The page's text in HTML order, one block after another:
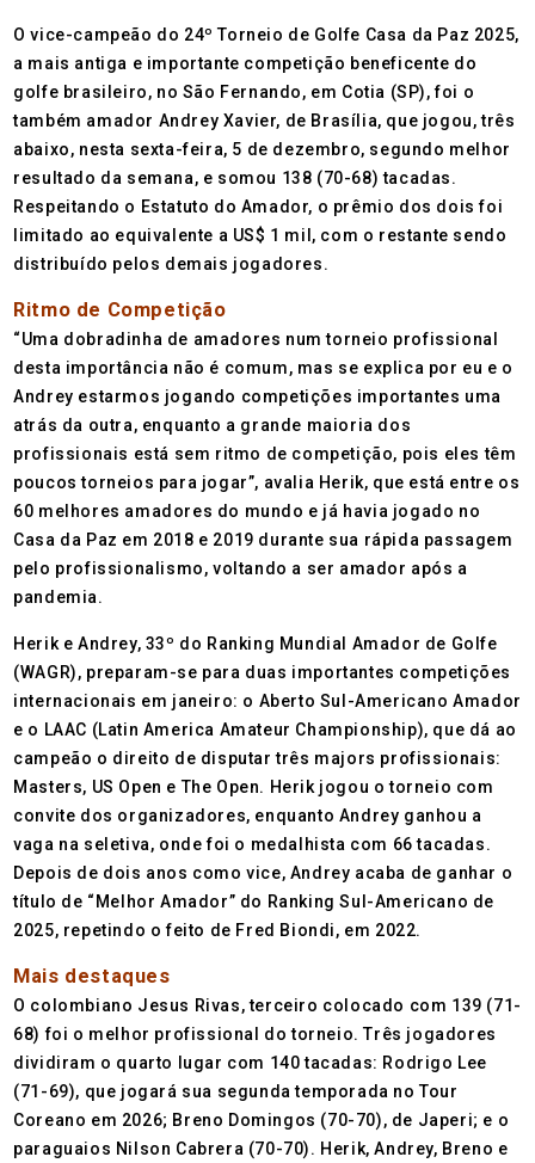
O vice-campeão do 24º Torneio de Golfe Casa da Paz 2025,
a mais antiga e importante competição beneficente do
golfe brasileiro, no São Fernando, em Cotia (SP), foi o
também amador Andrey Xavier, de Brasília, que jogou, três
abaixo, nesta sexta-feira, 5 de dezembro, segundo melhor
resultado da semana, e somou 138 (70-68) tacadas.
Respeitando o Estatuto do Amador, o prêmio dos dois foi
limitado ao equivalente a US$ 1 mil, com o restante sendo
distribuído pelos demais jogadores.
Ritmo de Competição
“Uma dobradinha de amadores num torneio profissional
desta importância não é comum, mas se explica por eu e o
Andrey estarmos jogando competições importantes uma
atrás da outra, enquanto a grande maioria dos
profissionais está sem ritmo de competição, pois eles têm
poucos torneios para jogar”, avalia Herik, que está entre os
60 melhores amadores do mundo e já havia jogado no
Casa da Paz em 2018 e 2019 durante sua rápida passagem
pelo profissionalismo, voltando a ser amador após a
pandemia.
Herik e Andrey, 33º do Ranking Mundial Amador de Golfe
(WAGR), preparam-se para duas importantes competições
internacionais em janeiro: o Aberto Sul-Americano Amador
e o LAAC (Latin America Amateur Championship), que dá ao
campeão o direito de disputar três majors profissionais:
Masters, US Open e The Open. Herik jogou o torneio com
convite dos organizadores, enquanto Andrey ganhou a
vaga na seletiva, onde foi o medalhista com 66 tacadas.
Depois de dois anos como vice, Andrey acaba de ganhar o
título de “Melhor Amador” do Ranking Sul-Americano de
2025, repetindo o feito de Fred Biondi, em 2022.
Mais destaques
O colombiano Jesus Rivas, terceiro colocado com 139 (71-
68) foi o melhor profissional do torneio. Três jogadores
dividiram o quarto lugar com 140 tacadas: Rodrigo Lee
(71-69), que jogará sua segunda temporada no Tour
Coreano em 2026; Breno Domingos (70-70), de Japeri; e o
paraguaios Nilson Cabrera (70-70). Herik, Andrey, Breno e